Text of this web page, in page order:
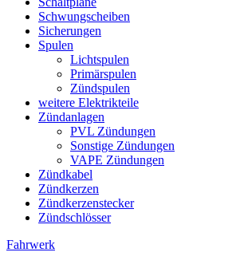
Schwungscheiben
Sicherungen
Spulen
Lichtspulen
Primärspulen
Zündspulen
weitere Elektrikteile
Zündanlagen
PVL Zündungen
Sonstige Zündungen
VAPE Zündungen
Zündkabel
Zündkerzen
Zündkerzenstecker
Zündschlösser
Fahrwerk